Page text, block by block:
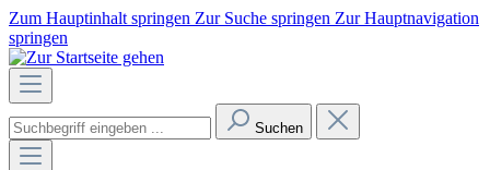
Zum Hauptinhalt springen Zur Suche springen Zur Hauptnavigation
springen
Suchen